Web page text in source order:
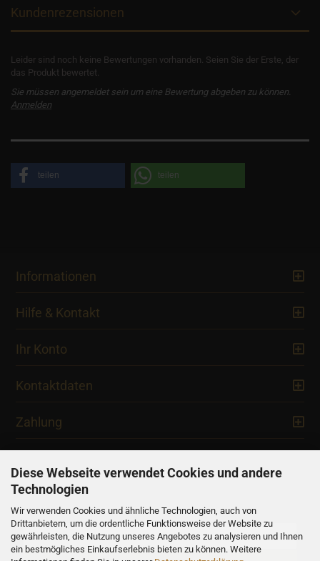
Diese Webseite verwendet Cookies und andere
Technologien
Wir verwenden Cookies und ähnliche Technologien, auch von
Drittanbietern, um die ordentliche Funktionsweise der Website zu
gewährleisten, die Nutzung unseres Angebotes zu analysieren und Ihnen
ein bestmögliches Einkaufserlebnis bieten zu können. Weitere
Kundenrezensionen
Leider sind noch keine Bewertungen vorhanden. Seien Sie der Erste, der
das Produkt bewertet.
Sie müssen angemeldet sein um eine Bewertung abgeben zu können.
Anmelden
teilen teilen
Informationen
Hilfe & Kontakt
Ihr Konto
Kontaktdaten
Zahlung
Newsletter